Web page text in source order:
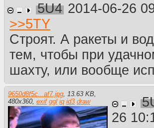
5U4 2014-06-26
>>5TY
Строят. А ракеты и
тем, чтобы при
шахту, или вообще
9650d8f5c...af7.jpg 13.63 KB
480x360 exif ggl iq id3 draw
26